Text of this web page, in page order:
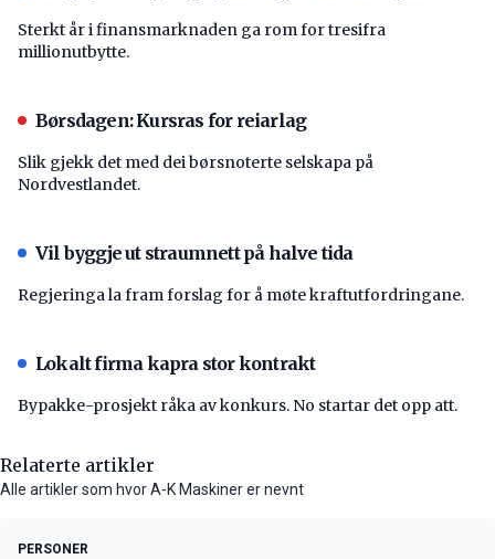
Sterkt år i finansmarknaden ga rom for tresifra
millionutbytte.
Børsdagen: Kursras for reiarlag
Slik gjekk det med dei børsnoterte selskapa på
Nordvestlandet.
Vil byggje ut straumnett på halve tida
Regjeringa la fram forslag for å møte kraftutfordringane.
Lokalt firma kapra stor kontrakt
Bypakke-prosjekt råka av konkurs. No startar det opp att.
Relaterte artikler
Alle artikler som hvor A-K Maskiner er nevnt
PERSONER